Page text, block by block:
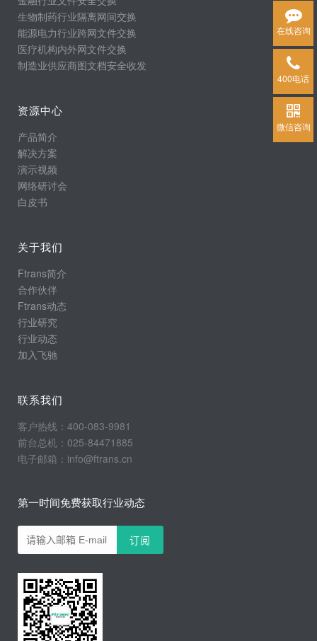
在线咨询
400电话
微信咨询
生物制药行业隔离网间交换
能源电力行业跨网文件交换
医疗机构内外网文件交换
制造业供应商图文档安全收发
资源中心
产品简介
解决方案
演示视频
网络研讨会
白皮书
关于我们
Ftrans简介
合作伙伴
Ftrans动态
行业研究
行业动态
加入飞驰
联系我们
客户热线：400-083-9981
前台总机：025-84471885
电子邮箱：info@ftrans.cn
第一时间免费获取行业动态